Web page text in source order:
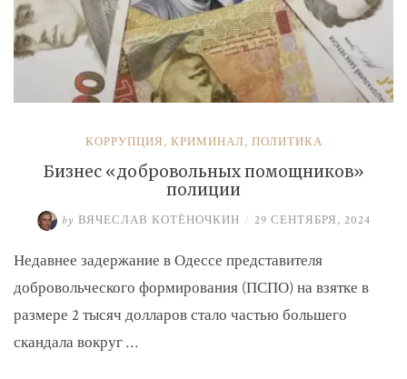
КОРРУПЦИЯ, КРИМИНАЛ, ПОЛИТИКА
Бизнес «добровольных помощников»
полиции
by ВЯЧЕСЛАВ КОТЁНОЧКИН / 29 СЕНТЯБРЯ, 2024
Недавнее задержание в Одессе представителя
добровольческого формирования (ПСПО) на взятке в
размере 2 тысяч долларов стало частью большего
скандала вокруг …